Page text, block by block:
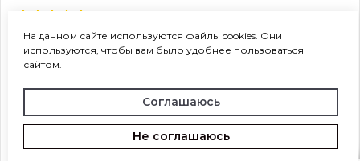
На данном сайте используются файлы cookies. Они
используются, чтобы вам было удобнее пользоваться
сайтом.
Соглашаюсь
Не соглашаюсь